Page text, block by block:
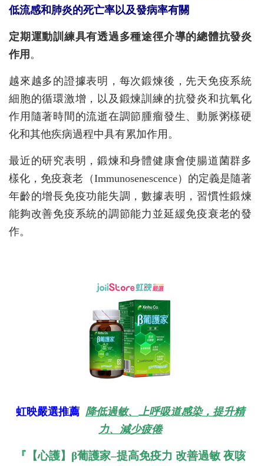
低流感和肺炎的死亡率以及發病率有關
定期運動訓練具有透過多種途徑介導的總體抗發炎
作用 。
越來越多的證據表明，每次鍛煉後，先天免疫系統
細胞的循環激增，以及鍛煉訓練的抗發炎和抗氧化
作用隨著時間的流逝在調節腫瘤發生、動脈粥樣硬
化和其他疾病過程中具有累加作用。
最近的研究表明，鍛煉和身體健康會使腸道菌群多
樣化，免疫衰老（Immunosenescence）的定義是隨著
年齡的增長免疫功能失調，數據表明，習慣性鍛煉
能夠改善免疫系統的調節能力並延緩免疫衰老的發
作。
虹映嚴選推薦 降低過敏、上呼吸道感染，提升精
力、減少疲倦
『【心護】β葡護家–提高免疫力 改善過敏 夜咳